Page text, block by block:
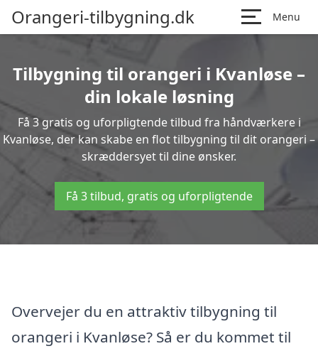
Orangeri-tilbygning.dk Menu
Tilbygning til orangeri i Kvanløse –
din lokale løsning
Få 3 gratis og uforpligtende tilbud fra håndværkere i
Kvanløse, der kan skabe en flot tilbygning til dit orangeri –
skræddersyet til dine ønsker.
Få 3 tilbud, gratis og uforpligtende
Overvejer du en attraktiv tilbygning til
orangeri i Kvanløse? Så er du kommet til